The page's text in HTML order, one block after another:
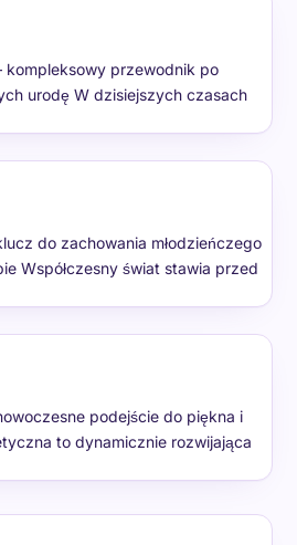
przewodnik po
urodę W dzisiejszych czasach
do zachowania młodzieńczego
Współczesny świat stawia przed
podejście do piękna i
to dynamicznie rozwijająca